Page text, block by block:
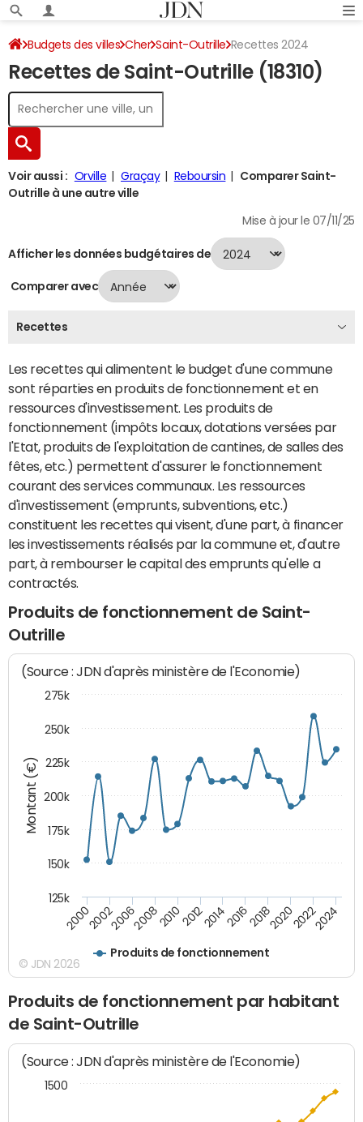
Budgets des villes Cher Saint-Outrille Recettes 2024
Recettes de Saint-Outrille (18310)
Voir aussi : Orville Graçay Reboursin
Comparer Saint-
Outrille à une autre ville
Mise à jour le 07/11/25
Afficher les données budgétaires de
Comparer avec
Recettes
Les recettes qui alimentent le budget d'une commune
sont réparties en produits de fonctionnement et en
ressources d'investissement. Les produits de
fonctionnement (impôts locaux, dotations versées par
l'Etat, produits de l'exploitation de cantines, de salles des
fêtes, etc.) permettent d'assurer le fonctionnement
courant des services communaux. Les ressources
d'investissement (emprunts, subventions, etc.)
constituent les recettes qui visent, d'une part, à financer
les investissements réalisés par la commune et, d'autre
part, à rembourser le capital des emprunts qu'elle a
contractés.
Produits de fonctionnement de Saint-
Outrille
Montant (€)
(Source : JDN d'après ministère de l'Economie)
Produits de fonctionnement
200020022006200820102012201420162018202020222024
125k
150k
175k
200k
225k
250k
275k
© JDN 2026
Produits de fonctionnement par habitant
de Saint-Outrille
(Source : JDN d'après ministère de l'Economie)
1500